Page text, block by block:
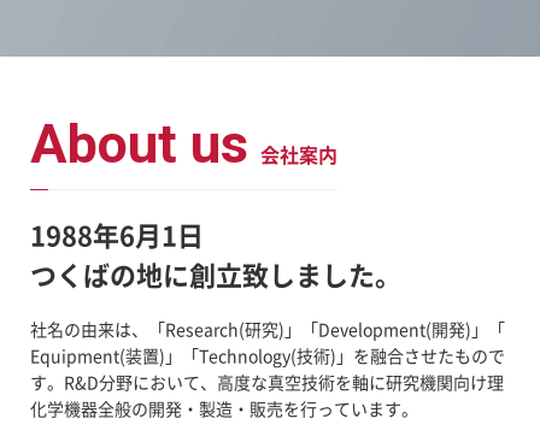
About us 会社案内
1988年6月1日
つくばの地に創立致しました。
社名の由来は、「Research(研究)」「Development(開発)」「
Equipment(装置)」「Technology(技術)」を融合させたもので
す。R&D分野において、高度な真空技術を軸に研究機関向け理
化学機器全般の開発・製造・販売を行っています。